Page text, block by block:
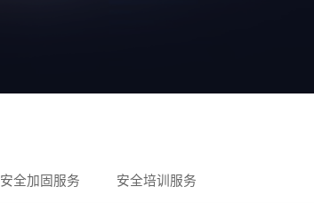
安全加固服务 安全培训服务